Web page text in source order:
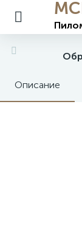
Описание